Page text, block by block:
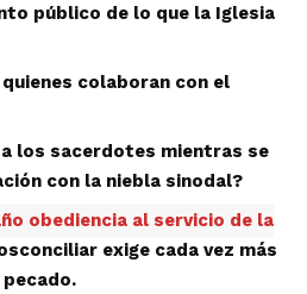
público de lo que la Iglesia
colaboran con el
los sacerdotes mientras se
con la niebla sinodal?
obediencia al servicio de la
exige cada vez más